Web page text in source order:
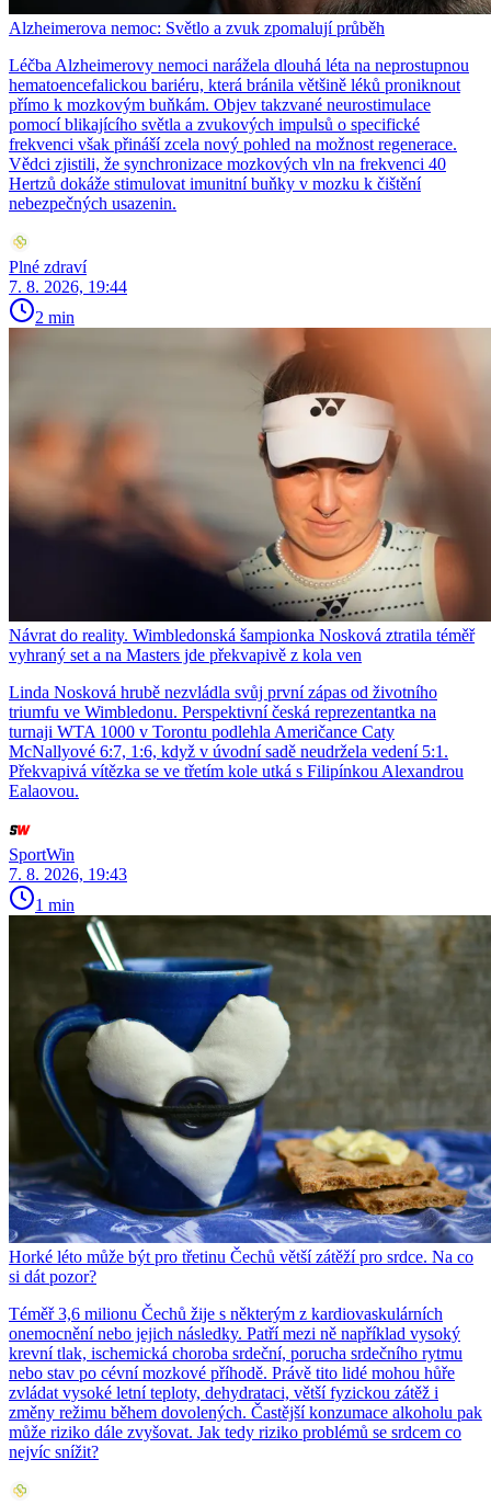
Alzheimerova nemoc: Světlo a zvuk zpomalují průběh
Léčba Alzheimerovy nemoci narážela dlouhá léta na neprostupnou
hematoencefalickou bariéru, která bránila většině léků proniknout
přímo k mozkovým buňkám. Objev takzvané neurostimulace
pomocí blikajícího světla a zvukových impulsů o specifické
frekvenci však přináší zcela nový pohled na možnost regenerace.
Vědci zjistili, že synchronizace mozkových vln na frekvenci 40
Hertzů dokáže stimulovat imunitní buňky v mozku k čištění
nebezpečných usazenin.
Plné zdraví
7. 8. 2026, 19:44
2 min
Návrat do reality. Wimbledonská šampionka Nosková ztratila téměř
vyhraný set a na Masters jde překvapivě z kola ven
Linda Nosková hrubě nezvládla svůj první zápas od životního
triumfu ve Wimbledonu. Perspektivní česká reprezentantka na
turnaji WTA 1000 v Torontu podlehla Američance Caty
McNallyové 6:7, 1:6, když v úvodní sadě neudržela vedení 5:1.
Překvapivá vítězka se ve třetím kole utká s Filipínkou Alexandrou
Ealaovou.
SportWin
7. 8. 2026, 19:43
1 min
Horké léto může být pro třetinu Čechů větší zátěží pro srdce. Na co
si dát pozor?
Téměř 3,6 milionu Čechů žije s některým z kardiovaskulárních
onemocnění nebo jejich následky. Patří mezi ně například vysoký
krevní tlak, ischemická choroba srdeční, porucha srdečního rytmu
nebo stav po cévní mozkové příhodě. Právě tito lidé mohou hůře
zvládat vysoké letní teploty, dehydrataci, větší fyzickou zátěž i
změny režimu během dovolených. Častější konzumace alkoholu pak
může riziko dále zvyšovat. Jak tedy riziko problémů se srdcem co
nejvíc snížit?